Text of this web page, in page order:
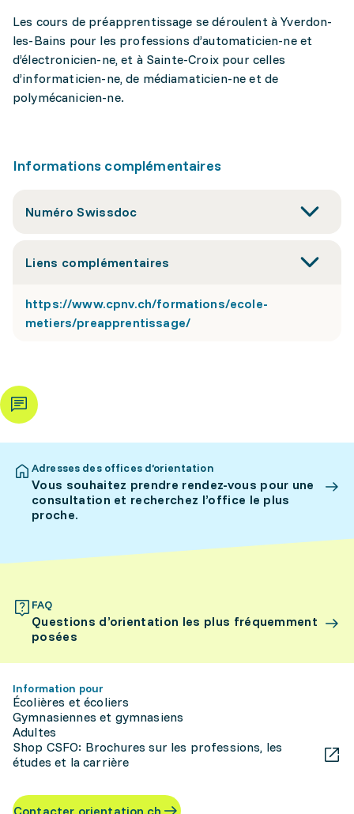
Les cours de préapprentissage se déroulent à Yverdon-
les-Bains pour les professions d’automaticien-ne et
d’électronicien-ne, et à Sainte-Croix pour celles
d’informaticien-ne, de médiamaticien-ne et de
polymécanicien-ne.
Informations complémentaires
Numéro Swissdoc
Liens complémentaires
https://www.cpnv.ch/formations/ecole-
metiers/preapprentissage/
Adresses des offices d’orientation
Vous souhaitez prendre rendez-vous pour une
consultation et recherchez l’office le plus
proche.
FAQ
Questions d’orientation les plus fréquemment
posées
Information pour
Écolières et écoliers
Gymnasiennes et gymnasiens
Adultes
Shop CSFO: Brochures sur les professions, les
études et la carrière
Contacter orientation.ch